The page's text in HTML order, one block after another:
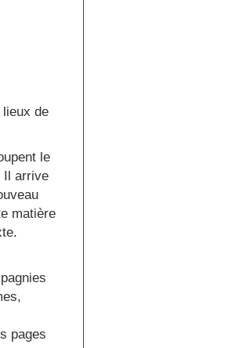
de
le
Il arrive
matière
pages